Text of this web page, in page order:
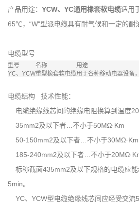
产品用途： YCW、YC通用橡套软电缆适用
65℃，“W"型派电缆具有耐气候和一定的耐
电缆型号
型号 名称
用途
YC、YCW重型橡套软电缆用于各种移动电器设备
电缆结构 技术性能：
电缆绝缘线芯间的绝缘电阻换算到温度
35mm2及以下者…不小于50MΩ·Km
50-150mm2及以下者…不小于30MΩ·Km
185-240mm2及以下者…不小于
标称截面435mm2及以下规格的电缆应
5min。
YC、YCW型电缆绝缘线芯间应经受交流